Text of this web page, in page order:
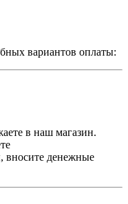
вариантов оплаты:
в наш магазин.
вносите денежные